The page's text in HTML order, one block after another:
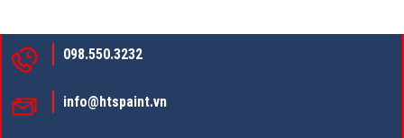
098.550.3232
info@htspaint.vn